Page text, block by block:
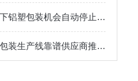
哪些情况下铝塑包装机会自动停止运行呢？
固体制剂包装生产线靠谱供应商推荐：浙江希望机械的全流程服务体系